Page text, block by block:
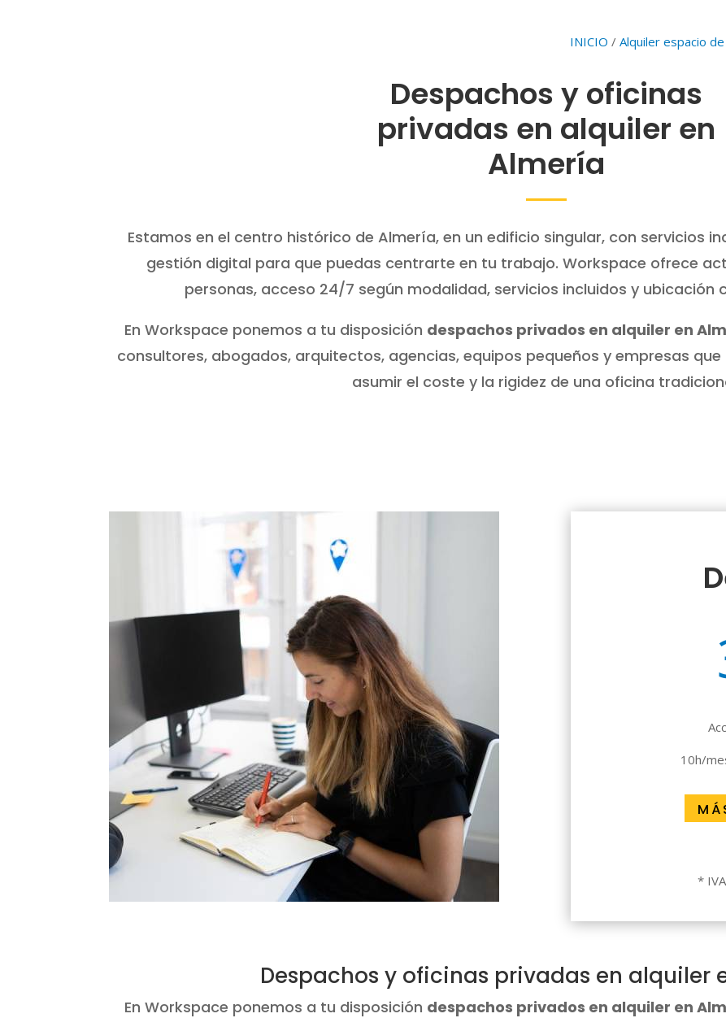
INICIO / Alquiler espacio
Despachos y oficinas
privadas en alquiler en
Almería
Estamos en el centro histórico de Almería, en un edificio singular, con servicios
gestión digital para que puedas centrarte en tu trabajo. Workspace ofrece
personas, acceso 24/7 según modalidad, servicios incluidos y ubicación
En Workspace ponemos a tu disposición despachos privados en alquiler en
consultores, abogados, arquitectos, agencias, equipos pequeños y empresas
asumir el coste y la rigidez de una oficina
10h/
*
Despachos y oficinas privadas en alquiler
En Workspace ponemos a tu disposición despachos privados en alquiler en